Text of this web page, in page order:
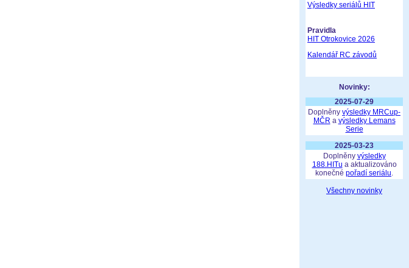
Výsledky seriálů HIT
Pravidla
HIT Otrokovice 2026
Kalendář RC závodů
Novinky:
2025-07-29
Doplněny výsledky MRCup-
MČR a výsledky Lemans
Serie
2025-03-23
Doplněny výsledky
188.HITu a aktualizováno
konečné pořadí seriálu.
Všechny novinky